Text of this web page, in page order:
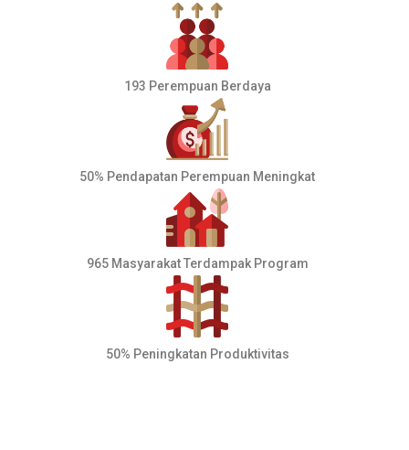
193 Perempuan Berdaya
50% Pendapatan Perempuan Meningkat
965 Masyarakat Terdampak Program
50% Peningkatan Produktivitas